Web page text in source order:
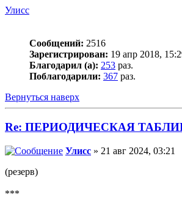
Улисс
Сообщений: 2516
Зарегистрирован: 19 апр 2018,
Благодарил (а): 253 раз.
Поблагодарили: 367 раз.
Вернуться наверх
Re: ПЕРИОДИЧЕСКАЯ
Улисс » 21 авг 2024, 03:21
(резерв)
***